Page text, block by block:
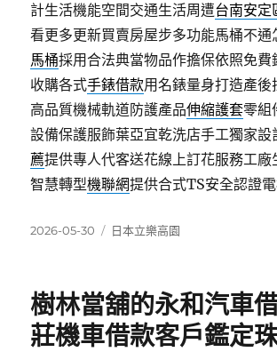
計生活機能空間交通生活周遭台南安定
看更多更新買賣房屋步多功能馬桶不通
馬桶採用合法典當物品作擔保依照免費
收購各式手錶借款用名錶量身打造產後
高品質機械軌道防護產品伸縮護套零組
設備保護服飾葉亞宜乾洗店手工獨家設
薦提供專人代客送花線上訂花服務工廠
智慧轉型機聯網提供合式TS安全認證
發
2026-05-30
分
日本立樂高園
樹林當舖的永和汽車
莊機車借款客戶鑑定